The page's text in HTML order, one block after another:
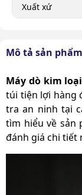
Mô tả sản phẩm
Máy dò kim
túi tiện lợi hàng
tra an ninh tại
tìm hiểu về sản
đánh giá chi tiết
Xuất xứ